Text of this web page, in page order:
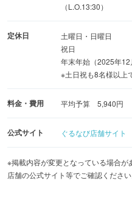
（L.O.13:30）
定休日
土曜日・日曜日
祝日
年末年始（2025年12
※土日祝も8名様以
料金・費用 平均予算 5,940円
公式サイト ぐるなび店舗サイト
※掲載内容が変更となっている場合が
店舗の公式サイト等でご確認ください